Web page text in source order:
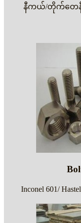
နီကယ်/တိုက်တေနီယ
Inconel 601/